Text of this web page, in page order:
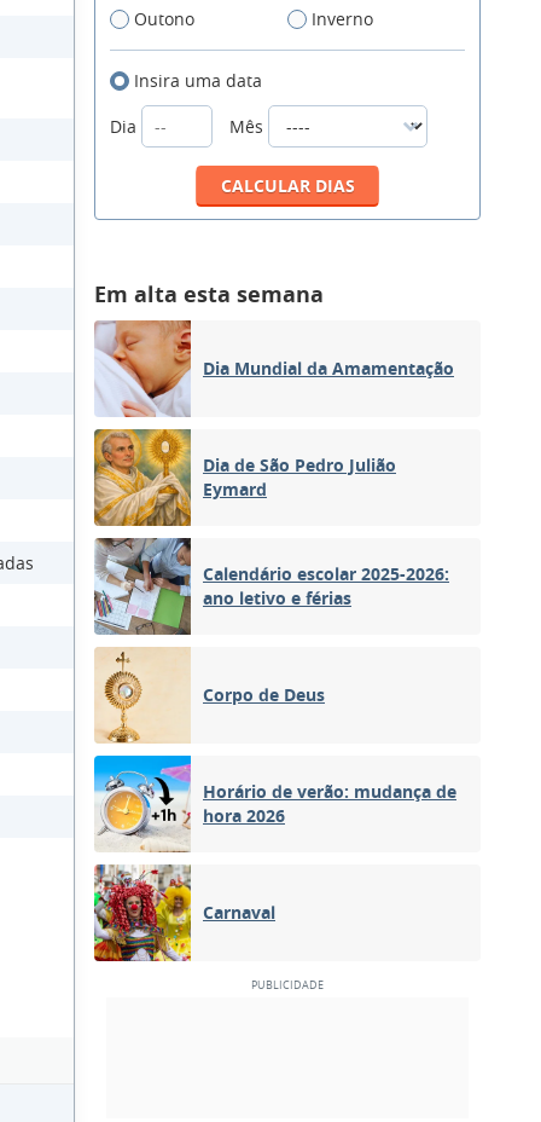
Outono
Inverno
Insira uma data
Dia
Mês
Em alta esta semana
Dia Mundial da Amamentação
Dia de São Pedro Julião
Eymard
Calendário escolar 2025-2026:
ano letivo e férias
Corpo de Deus
Horário de verão: mudança de
hora 2026
Carnaval